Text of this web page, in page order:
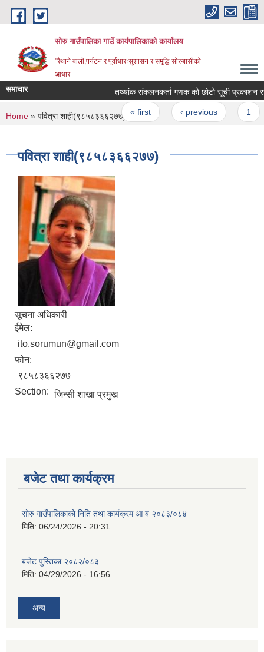
Skip to main content
सोरु गाउँपालिका गाउँ कार्यपालिकाको कार्यालय
"रैथाने बाली,पर्यटन र पूर्वाधारःसुशासन र समृद्धि सोरुबासीको
आधार
समाचार तथ्यांक संकलनकर्ता गणक को छोटो सूची प्रकाशन
Pages
« first ‹ previous
You are here
Home » पवित्रा शाही(९८५८३६६२७७)
पवित्रा शाही(९८५८३६६२७७)
सूचना अधिकारी
ईमेल:
ito.sorumun@gmail.com
फोन:
९८५८३६६२७७
Section: जिन्सी शाखा प्रमुख
बजेट तथा कार्यक्रम
सोरु गाउँपालिकाको निति तथा कार्यक्रम आ ब २०८३/०८४
मिति: 06/24/2026 - 20:31
बजेट पुस्तिका २०८२/०८३
मिति: 04/29/2026 - 16:56
अन्य